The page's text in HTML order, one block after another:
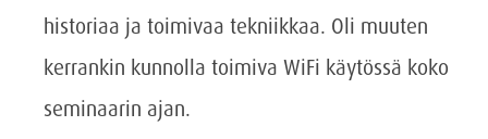
historiaa ja toimivaa tekniikkaa. Oli muuten
kerrankin kunnolla toimiva WiFi käytössä koko
seminaarin ajan.